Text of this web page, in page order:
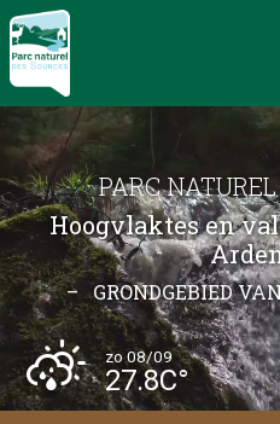
Overslaan
en
naar
de
inhoud
gaan
PARC
Hoogvlaktes en
– GRONDGEBIED
zo 08/09
27.8C°